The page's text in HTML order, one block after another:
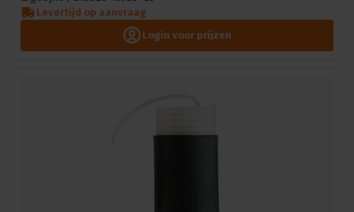
Levertijd op aanvraag
Login voor prijzen